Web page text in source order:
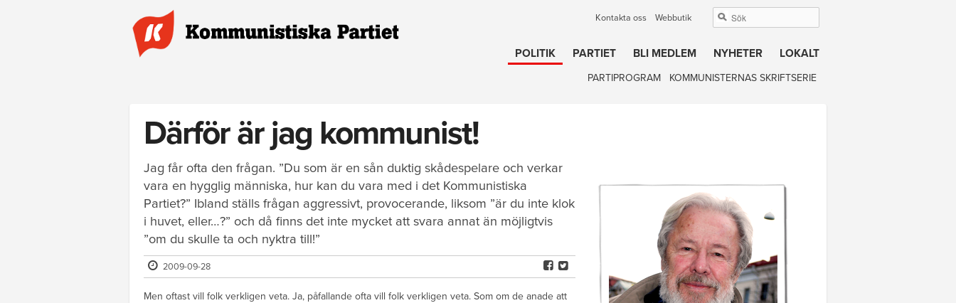
Kontakta oss Webbutik
POLITIK PARTIET BLI MEDLEM NYHETER LOKALT
PARTIPROGRAM KOMMUNISTERNAS SKRIFTSERIE
Därför är jag kommunist!
Jag får ofta den frågan. ”Du som är en sån duktig skådespelare och verkar
vara en hygglig människa, hur kan du vara med i det Kommunistiska
Partiet?” Ibland ställs frågan aggressivt, provocerande, liksom ”är du inte klok
i huvet, eller…?” och då finns det inte mycket att svara annat än möjligtvis
”om du skulle ta och nyktra till!”
2009-09-28
Men oftast vill folk verkligen veta. Ja, påfallande ofta vill folk verkligen veta. Som om de anade att